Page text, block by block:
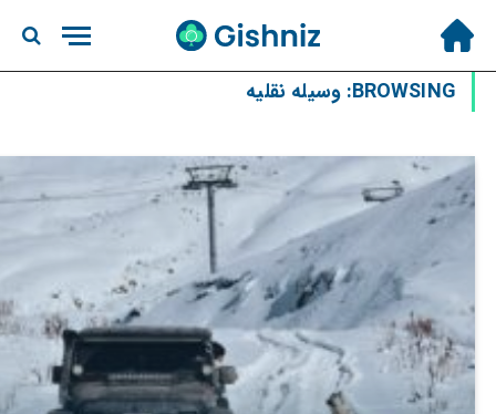
BROWSING: وسیله نقلیه